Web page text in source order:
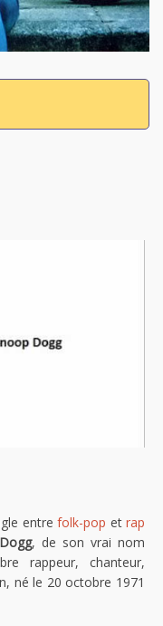
entre folk-pop et rap
, de son vrai nom
rappeur, chanteur,
né le 20 octobre 1971